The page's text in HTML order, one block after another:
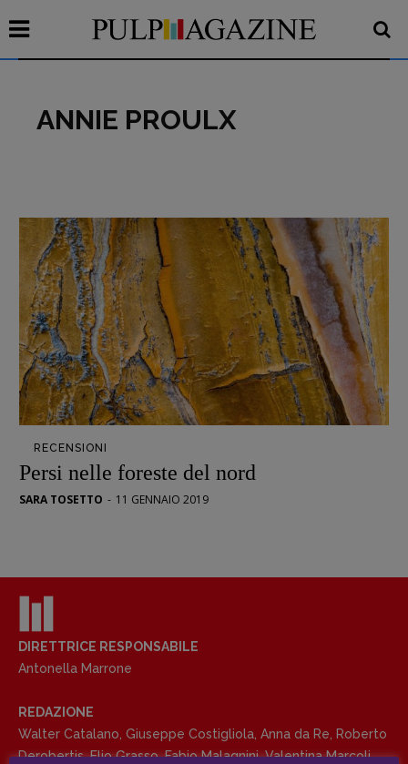
Interviste
RUBRICHE
Archeologie del
presente
Fumetti
Libro & Film
Pulp for kids
Opera prima
DOSSIER
12 dicembre
Psichedelia
Scienza
Tornare a Ballard
Valerio Evangelisti
ANNIE PROULX
RECENSIONI
Persi nelle foreste del nord
SARA TOSETTO - 11 GENNAIO 2019
DIRETTRICE RESPONSABILE
Antonella Marrone
REDAZIONE
Walter Catalano Giuseppe Costigliola Anna da Re
Roberto
Derobertis,Elio Grasso,Fabio Malagnini,Valentina Marcoli,